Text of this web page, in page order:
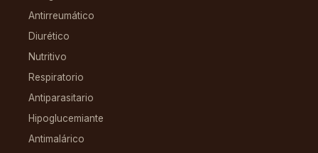
Antirreumático
Diurético
Nutritivo
Respiratorio
Antiparasitario
Hipoglucemiante
Antimalárico